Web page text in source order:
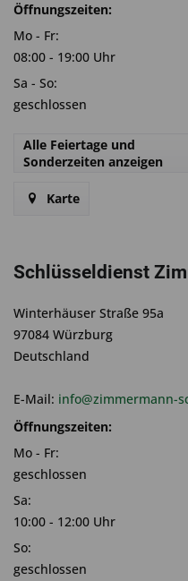
Öffnungszeiten:
Mo - Fr:
08:00 - 19:00 Uhr
Sa - So:
geschlossen
Alle Feiertage und
Sonderzeiten anzeigen
Karte
Schlüsseldienst
Winterhäuser Straße 95a
97084 Würzburg
Deutschland
E-Mail: info@zimmermann-
Öffnungszeiten:
Mo - Fr:
geschlossen
Sa:
10:00 - 12:00 Uhr
So:
geschlossen